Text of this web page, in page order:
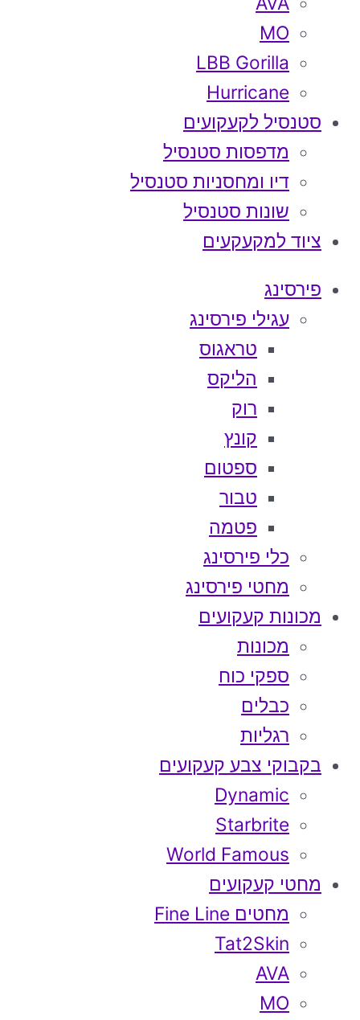
MO
LBB Gorilla
Hurricane
סטנסיל לקעקועים
מדפסות סטנסיל
דיו ומחסניות סטנסיל
שונות סטנסיל
ציוד למקעקעים
פירסינג
עגילי פירסינג
טראגוס
הליקס
רוק
קונץ
ספטום
טבור
פטמה
כלי פירסינג
מחטי פירסינג
מכונות קעקועים
מכונות
ספקי כוח
כבלים
רגליות
בקבוקי צבע קעקועים
Dynamic
Starbrite
World Famous
מחטי קעקועים
מחטים Fine Line
Tat2Skin
AVA
MO